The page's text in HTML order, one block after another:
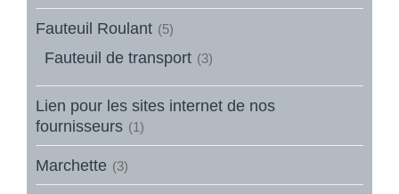
Fauteuil Roulant (5)
Fauteuil de transport (3)
Lien pour les sites internet de nos
fournisseurs (1)
Marchette (3)